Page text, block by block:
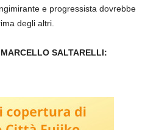
e progressista dovrebbe
degli altri.
MARCELLO SALTARELLI: